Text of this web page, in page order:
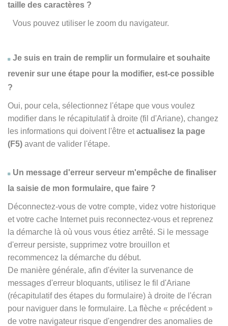
taille des caractères ?
Vous pouvez utiliser le zoom du navigateur.
Je suis en train de remplir un formulaire et souhaite
revenir sur une étape pour la modifier, est-ce possible
?
Oui, pour cela, sélectionnez l'étape que vous voulez
modifier dans le récapitulatif à droite (fil d'Ariane), changez
les informations qui doivent l'être etactualisez la page
(F5) avant de valider l'étape.
Un message d'erreur serveur m'empêche de finaliser
la saisie de mon formulaire, que faire ?
Déconnectez-vous de votre compte, videz votre historique
et votre cache Internet puis reconnectez-vous et reprenez
la démarche là où vous vous étiez arrêté. Si le message
d'erreur persiste, supprimez votre brouillon et
recommencez la démarche du début.
De manière générale, afin d'éviter la survenance de
messages d'erreur bloquants, utilisez le fil d'Ariane
(récapitulatif des étapes du formulaire) à droite de l'écran
pour naviguer dans le formulaire. La flèche « précédent »
de votre navigateur risque d'engendrer des anomalies de